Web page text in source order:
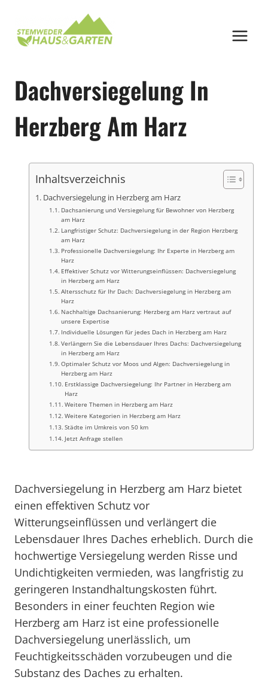
springen
Dachversiegelung In
Herzberg Am Harz
Inhaltsverzeichnis
Dachversiegelung in Herzberg am Harz
Dachsanierung und Versiegelung für Bewohner von Herzberg
am Harz
Langfristiger Schutz: Dachversiegelung in der Region Herzberg
am Harz
Professionelle Dachversiegelung: Ihr Experte in Herzberg am
Harz
Effektiver Schutz vor Witterungseinflüssen: Dachversiegelung
in Herzberg am Harz
Altersschutz für Ihr Dach: Dachversiegelung in Herzberg am
Harz
Nachhaltige Dachsanierung: Herzberg am Harz vertraut auf
unsere Expertise
Individuelle Lösungen für jedes Dach in Herzberg am Harz
Verlängern Sie die Lebensdauer Ihres Dachs: Dachversiegelung
in Herzberg am Harz
Optimaler Schutz vor Moos und Algen: Dachversiegelung in
Herzberg am Harz
Erstklassige Dachversiegelung: Ihr Partner in Herzberg am
Harz
Weitere Themen in Herzberg am Harz
Weitere Kategorien in Herzberg am Harz
Städte im Umkreis von 50 km
Jetzt Anfrage stellen
Dachversiegelung in Herzberg am Harz bietet
einen effektiven Schutz vor
Witterungseinflüssen und verlängert die
Lebensdauer Ihres Daches erheblich. Durch die
hochwertige Versiegelung werden Risse und
Undichtigkeiten vermieden, was langfristig zu
geringeren Instandhaltungskosten führt.
Besonders in einer feuchten Region wie
Herzberg am Harz ist eine professionelle
Dachversiegelung unerlässlich, um
Feuchtigkeitsschäden vorzubeugen und die
Substanz des Daches zu erhalten.